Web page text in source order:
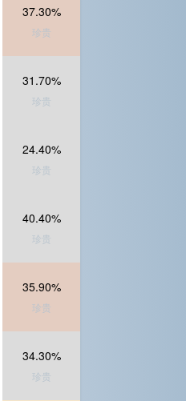
37.30%
珍贵
31.70%
珍贵
24.40%
珍贵
40.40%
珍贵
35.90%
珍贵
34.30%
珍贵